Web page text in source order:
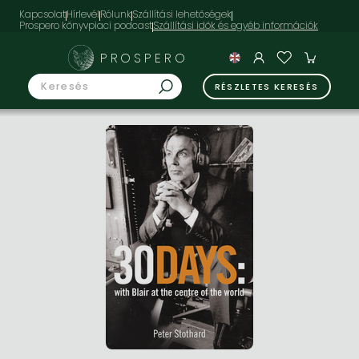
KapcsolatHírlevélRólunkSzállítási lehetőségek
Prospero könyvpiaci podcast
PROSPERO
RÉSZLETES KERESÉS